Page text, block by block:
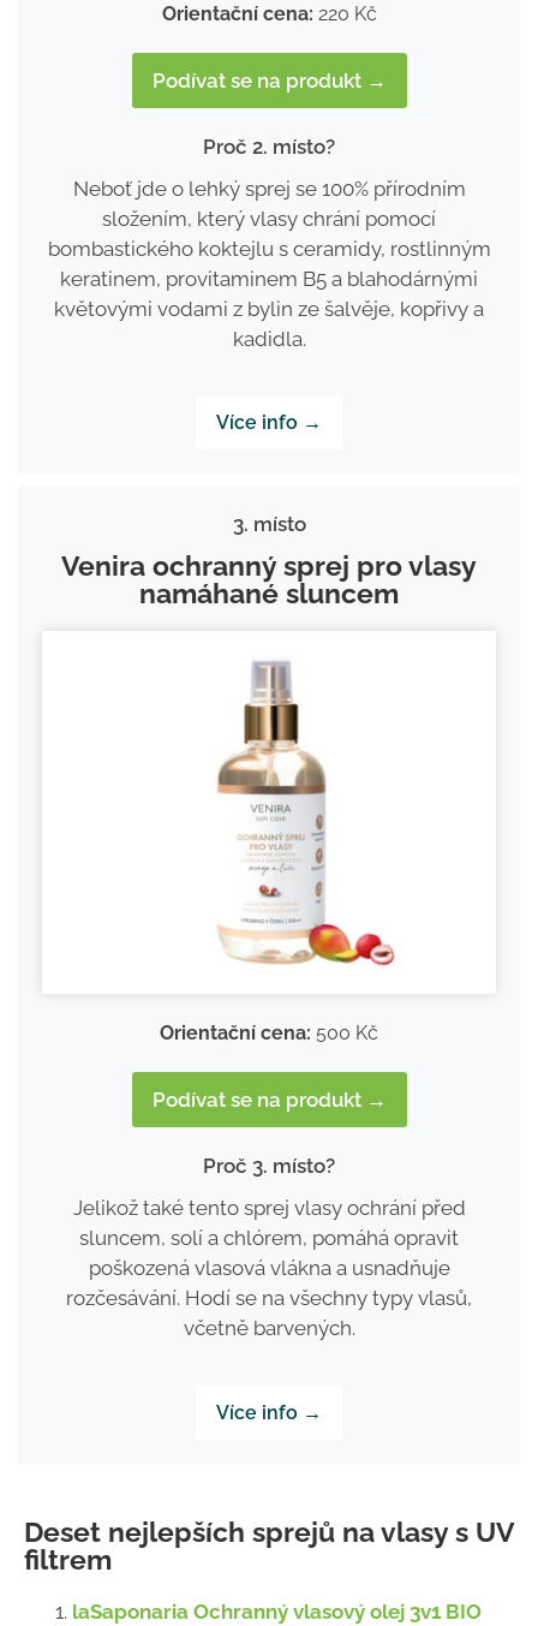
Orientační cena: 220 Kč
Podívat se na produkt →
Proč 2. místo?
Neboť jde o lehký sprej se 100% přírodním
složením, který vlasy chrání pomocí
bombastického koktejlu s ceramidy, rostlinným
keratinem, provitaminem B5 a blahodárnými
květovými vodami z bylin ze šalvěje, kopřivy a
kadidla.
Více info →
3. místo
Venira ochranný sprej pro vlasy
namáhané sluncem
Orientační cena: 500 Kč
Podívat se na produkt →
Proč 3. místo?
Jelikož také tento sprej vlasy ochrání před
sluncem, solí a chlórem, pomáhá opravit
poškozená vlasová vlákna a usnadňuje
rozčesávání. Hodí se na všechny typy vlasů,
včetně barvených.
Více info →
Deset nejlepších sprejů na vlasy s UV
filtrem
laSaponaria Ochranný vlasový olej 3v1 BIO